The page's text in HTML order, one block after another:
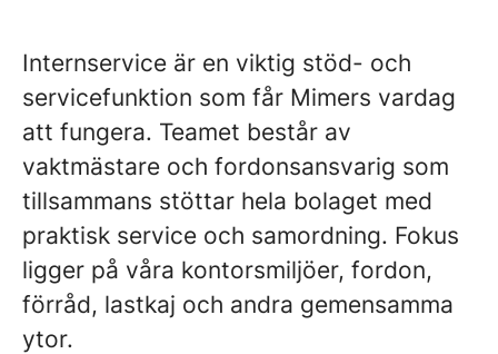
Internservice är en viktig stöd- och
servicefunktion som får Mimers vardag
att fungera. Teamet består av
vaktmästare och fordonsansvarig som
tillsammans stöttar hela bolaget med
praktisk service och samordning. Fokus
ligger på våra kontorsmiljöer, fordon,
förråd, lastkaj och andra gemensamma
ytor.